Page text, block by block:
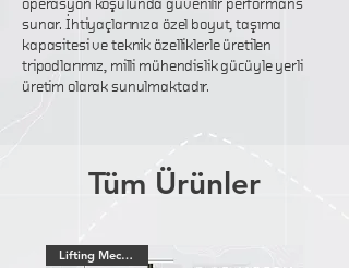
operasyon koşulunda güvenilir performans
sunar. İhtiyaçlarınıza özel boyut, taşıma
kapasitesi ve teknik özelliklerle üretilen
tripodlarımız, milli mühendislik gücüyle yerli
üretim olarak sunulmaktadır.
Tüm Ürünler
Lifting Mechanism